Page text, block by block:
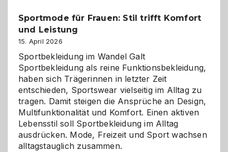
gegen
Chaos
Sportmode für Frauen: Stil trifft Komfort
und Leistung
15. April 2026
Sportbekleidung im Wandel Galt
Sportbekleidung als reine Funktionsbekleidung,
haben sich Trägerinnen in letzter Zeit
entschieden, Sportswear vielseitig im Alltag zu
tragen. Damit steigen die Ansprüche an Design,
Multifunktionalität und Komfort. Einen aktiven
Lebensstil soll Sportbekleidung im Alltag
ausdrücken. Mode, Freizeit und Sport wachsen
alltagstauglich zusammen.